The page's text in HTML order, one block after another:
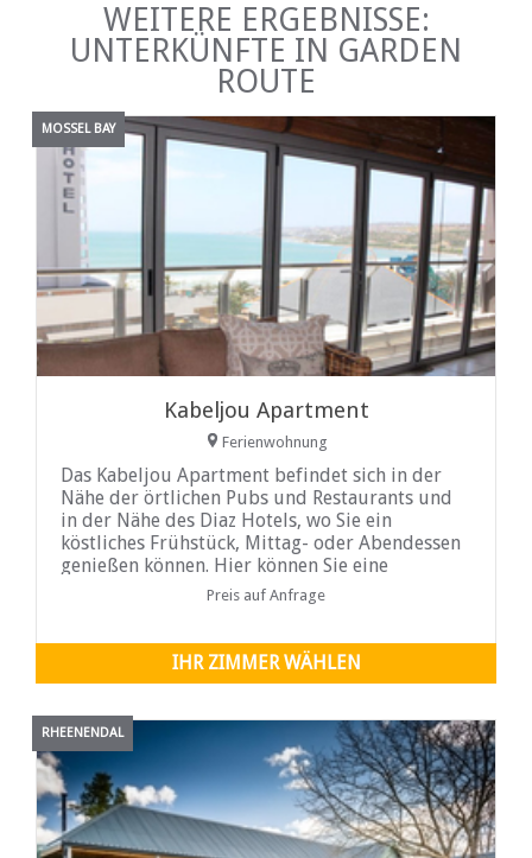
WEITERE ERGEBNISSE:
UNTERKÜNFTE IN GARDEN
ROUTE
MOSSEL BAY
Kabeljou Apartment
Ferienwohnung
Das Kabeljou Apartment befindet sich in der
Nähe der örtlichen Pubs und Restaurants und
in der Nähe des Diaz Hotels, wo Sie ein
köstliches Frühstück, Mittag- oder Abendessen
genießen können. Hier können Sie eine
komfortable Unterkunft in Mossel Bay in der
Nähe vieler lokaler Sehenswürdigkeiten
Preis auf Anfrage
IHR ZIMMER WÄHLEN
RHEENENDAL